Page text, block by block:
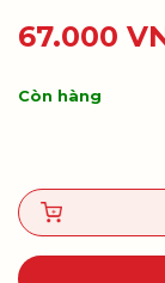
67.000
Còn hàng